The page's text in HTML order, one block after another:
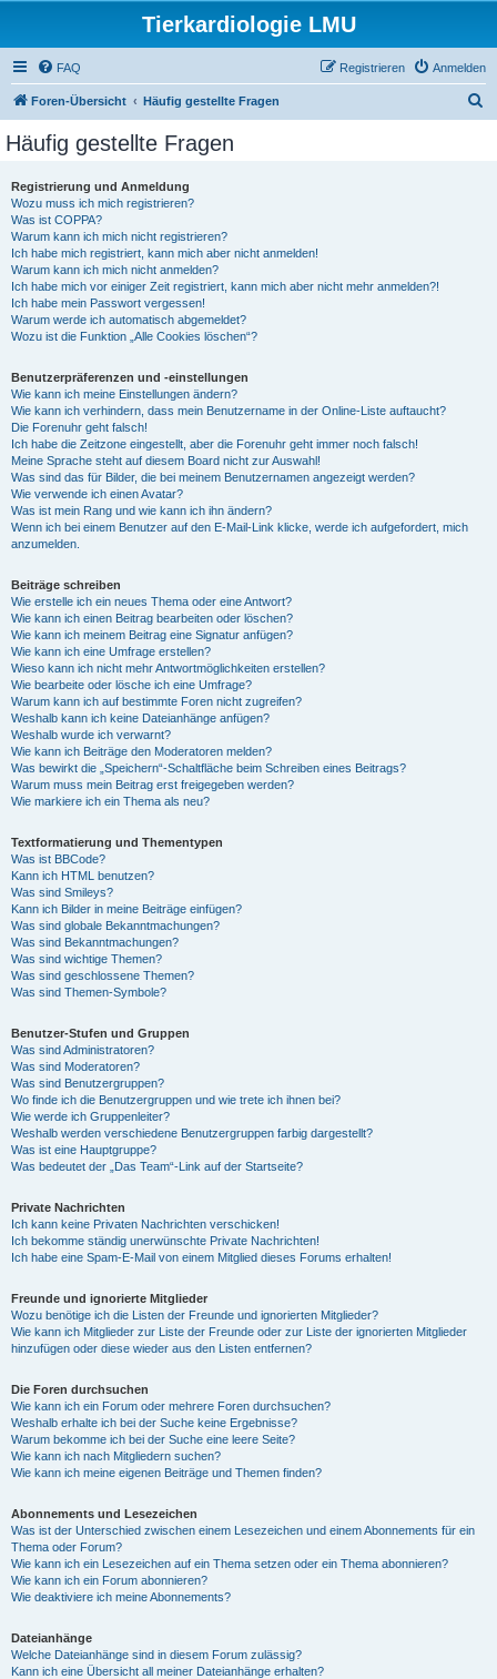
Tierkardiologie LMU
FAQ Anmelden
Registrieren
Foren-Übersicht Häufig gestellte Fragen
Häufig gestellte Fragen
Registrierung und Anmeldung
Wozu muss ich mich registrieren?
Was ist COPPA?
Warum kann ich mich nicht registrieren?
Ich habe mich registriert, kann mich aber nicht anmelden!
Warum kann ich mich nicht anmelden?
Ich habe mich vor einiger Zeit registriert, kann mich aber nicht mehr anmelden?!
Ich habe mein Passwort vergessen!
Warum werde ich automatisch abgemeldet?
Wozu ist die Funktion „Alle Cookies löschen“?
Benutzerpräferenzen und -einstellungen
Wie kann ich meine Einstellungen ändern?
Wie kann ich verhindern, dass mein Benutzername in der Online-Liste auftaucht?
Die Forenuhr geht falsch!
Ich habe die Zeitzone eingestellt, aber die Forenuhr geht immer noch falsch!
Meine Sprache steht auf diesem Board nicht zur Auswahl!
Was sind das für Bilder, die bei meinem Benutzernamen angezeigt werden?
Wie verwende ich einen Avatar?
Was ist mein Rang und wie kann ich ihn ändern?
Wenn ich bei einem Benutzer auf den E-Mail-Link klicke, werde ich aufgefordert, mich
anzumelden.
Beiträge schreiben
Wie erstelle ich ein neues Thema oder eine Antwort?
Wie kann ich einen Beitrag bearbeiten oder löschen?
Wie kann ich meinem Beitrag eine Signatur anfügen?
Wie kann ich eine Umfrage erstellen?
Wieso kann ich nicht mehr Antwortmöglichkeiten erstellen?
Wie bearbeite oder lösche ich eine Umfrage?
Warum kann ich auf bestimmte Foren nicht zugreifen?
Weshalb kann ich keine Dateianhänge anfügen?
Weshalb wurde ich verwarnt?
Wie kann ich Beiträge den Moderatoren melden?
Was bewirkt die „Speichern“-Schaltfläche beim Schreiben eines Beitrags?
Warum muss mein Beitrag erst freigegeben werden?
Wie markiere ich ein Thema als neu?
Textformatierung und Thementypen
Was ist BBCode?
Kann ich HTML benutzen?
Was sind Smileys?
Kann ich Bilder in meine Beiträge einfügen?
Was sind globale Bekanntmachungen?
Was sind Bekanntmachungen?
Was sind wichtige Themen?
Was sind geschlossene Themen?
Was sind Themen-Symbole?
Benutzer-Stufen und Gruppen
Was sind Administratoren?
Was sind Moderatoren?
Was sind Benutzergruppen?
Wo finde ich die Benutzergruppen und wie trete ich ihnen bei?
Wie werde ich Gruppenleiter?
Weshalb werden verschiedene Benutzergruppen farbig dargestellt?
Was ist eine Hauptgruppe?
Was bedeutet der „Das Team“-Link auf der Startseite?
Private Nachrichten
Ich kann keine Privaten Nachrichten verschicken!
Ich bekomme ständig unerwünschte Private Nachrichten!
Ich habe eine Spam-E-Mail von einem Mitglied dieses Forums erhalten!
Freunde und ignorierte Mitglieder
Wozu benötige ich die Listen der Freunde und ignorierten Mitglieder?
Wie kann ich Mitglieder zur Liste der Freunde oder zur Liste der ignorierten Mitglieder
hinzufügen oder diese wieder aus den Listen entfernen?
Die Foren durchsuchen
Wie kann ich ein Forum oder mehrere Foren durchsuchen?
Weshalb erhalte ich bei der Suche keine Ergebnisse?
Warum bekomme ich bei der Suche eine leere Seite?
Wie kann ich nach Mitgliedern suchen?
Wie kann ich meine eigenen Beiträge und Themen finden?
Abonnements und Lesezeichen
Was ist der Unterschied zwischen einem Lesezeichen und einem Abonnements für ein
Thema oder Forum?
Wie kann ich ein Lesezeichen auf ein Thema setzen oder ein Thema abonnieren?
Wie kann ich ein Forum abonnieren?
Wie deaktiviere ich meine Abonnements?
Dateianhänge
Welche Dateianhänge sind in diesem Forum zulässig?
Kann ich eine Übersicht all meiner Dateianhänge erhalten?